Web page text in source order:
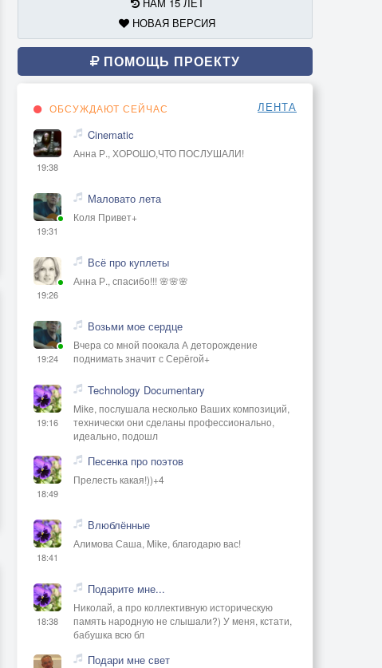
НОВАЯ ВЕРСИЯ
ПОМОЩЬ ПРОЕКТУ
ОБСУЖДАЮТ СЕЙЧАС ЛЕНТА
19:38
Cinematic
Анна Р., ХОРОШО,ЧТО ПОСЛУШАЛИ!
19:31
Маловато лета
Коля Привет+
19:26
Всё про куплеты
Анна Р., спасибо!!! 🌸🌸🌸
19:24
Возьми мое сердце
Вчера со мной поокала А деторождение
поднимать значит с Серёгой+
19:16
Technology Documentary
Mike, послушала несколько Ваших композиций,
технически они сделаны профессионально,
идеально, подошл
18:49
Песенка про поэтов
Прелесть какая!))+4
18:41
Влюблённые
Алимова Саша, Mike, благодарю вас!
18:38
Подарите мне...
Николай, а про коллективную историческую
память народную не слышали?) У меня, кстати,
бабушка всю бл
Подари мне свет